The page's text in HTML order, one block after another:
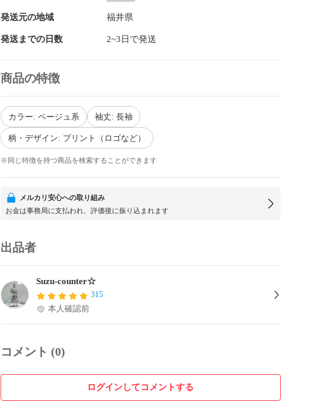
発送元の地域 福井県
発送までの日数 2~3日で発送
商品の特徴
カラー: ベージュ系 袖丈: 長袖
柄・デザイン: プリント（ロゴなど）
※同じ特徴を持つ商品を検索することができます
メルカリ安心への取り組み
お金は事務局に支払われ、評価後に振り込まれます
出品者
Suzu-counter☆
315
本人確認前
コメント (0)
ログインしてコメントする